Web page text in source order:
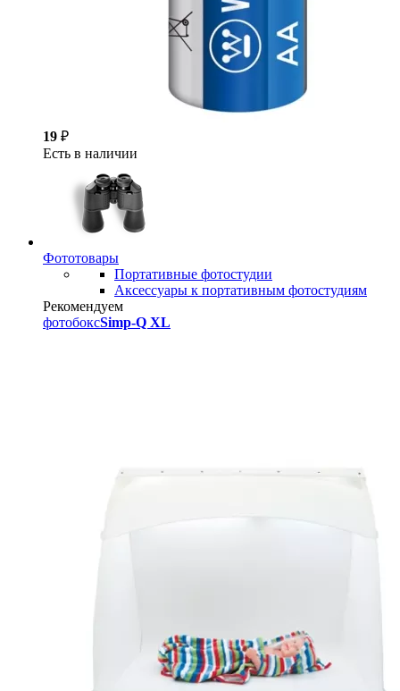
19 ₽
Есть в наличии
Фототовары
Портативные фотостудии
Аксессуары к портативным фотостудиям
Рекомендуем
фотобоксSimp-Q XL